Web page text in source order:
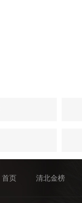
首页 清北金榜